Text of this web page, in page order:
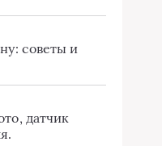
советы и
датчик